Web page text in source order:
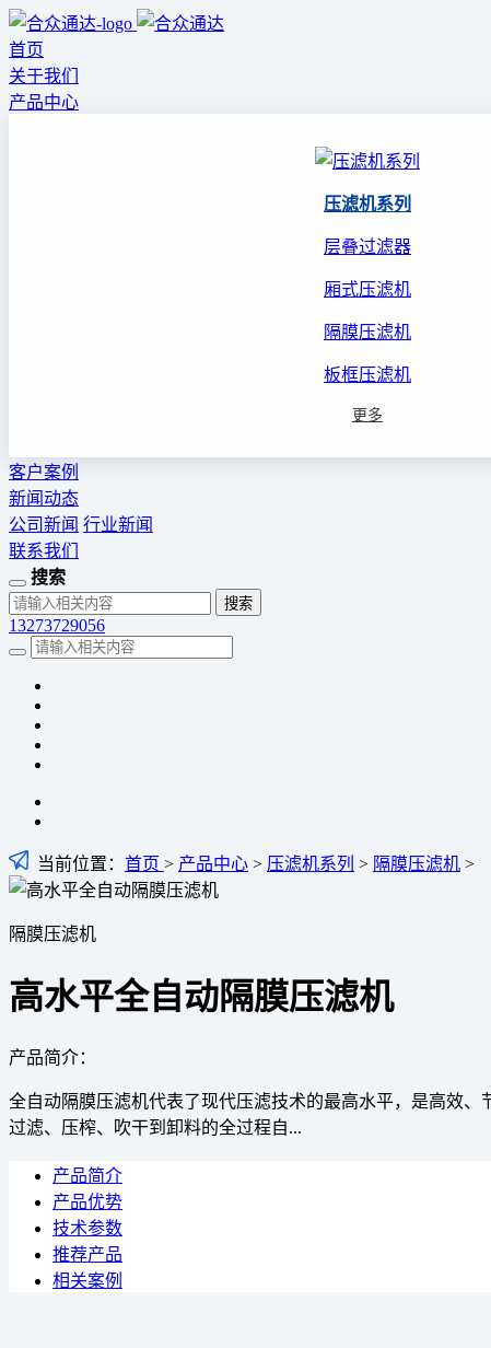
首页
关于我们
产品中心
压滤机系列
层叠过滤器
厢式压滤机
隔膜压滤机
板框压滤机
更多
客户案例
新闻动态
公司新闻 行业新闻
联系我们
搜索
13273729056
当前位置： 首页 > 产品中心 > 压滤机系列 > 隔膜压滤机 >
隔膜压滤机
高水平全自动隔膜压滤机
产品简介：
全自动隔膜压滤机代表了现代压滤技术的最高水平，是高效
过滤、压榨、吹干到卸料的全过程自...
产品简介
产品优势
技术参数
推荐产品
相关案例